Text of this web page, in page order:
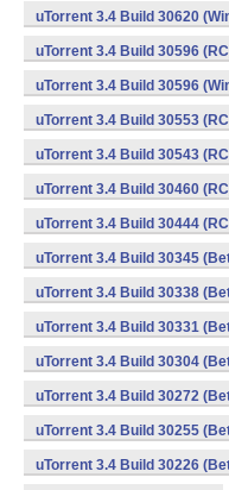
uTorrent 3.4 Build 30620
uTorrent 3.4 Build 30596
uTorrent 3.4 Build 30596
uTorrent 3.4 Build 30553
uTorrent 3.4 Build 30543
uTorrent 3.4 Build 30460
uTorrent 3.4 Build 30444
uTorrent 3.4 Build 30345
uTorrent 3.4 Build 30338
uTorrent 3.4 Build 30331
uTorrent 3.4 Build 30304
uTorrent 3.4 Build 30272
uTorrent 3.4 Build 30255
uTorrent 3.4 Build 30226